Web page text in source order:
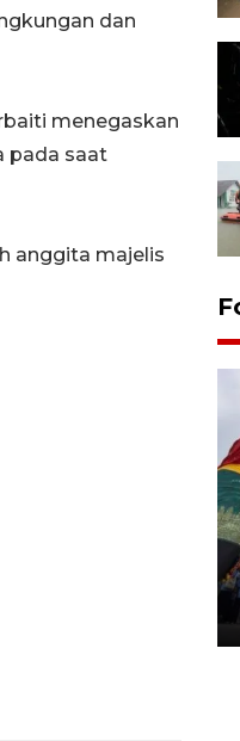
dan
menegaskan
pada saat
anggita majelis